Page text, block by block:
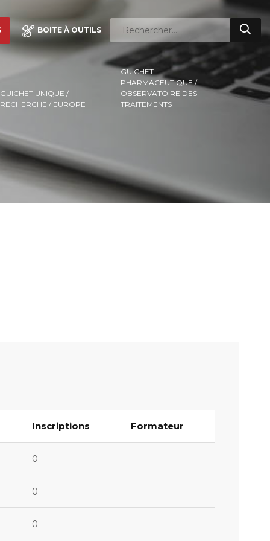
BOITE À OUTILS
GUICHET UNIQUE /
RECHERCHE / EUROPE
GUICHET
PHARMACEUTIQUE /
OBSERVATOIRE DES
TRAITEMENTS
Inscriptions Formateur
0
0
0